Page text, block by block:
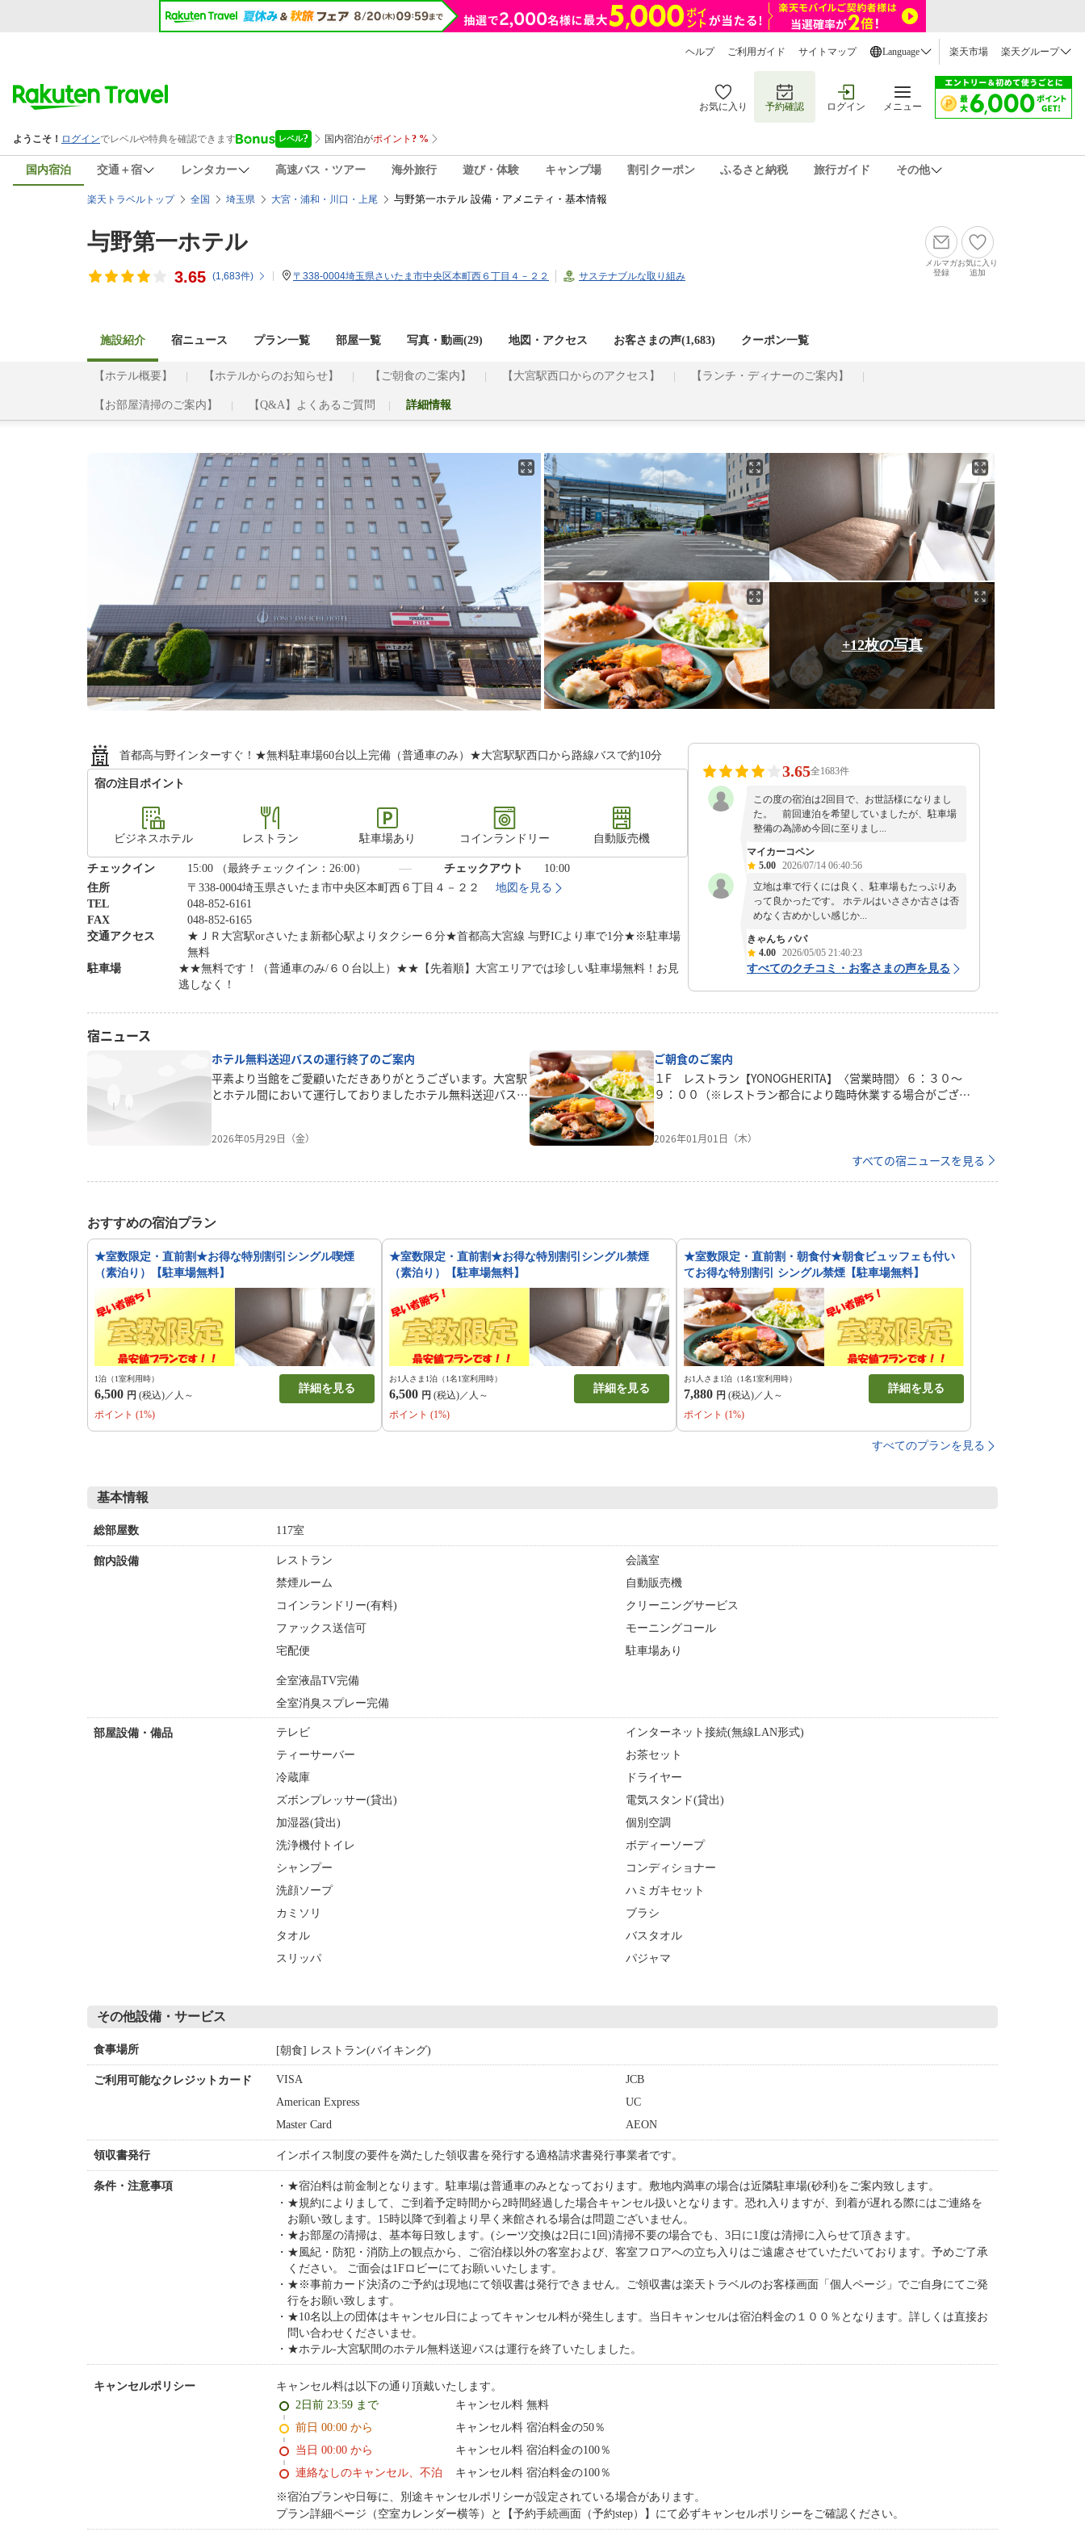
ヘルプ ご利用ガイド サイトマップ Language 楽天市場 楽天グループ
お気に入り 予約確認 ログイン メニュー
国内宿泊 交通＋宿 レンタカー 高速バス・ツアー 海外旅行 遊び・体験 キャンプ場 割引クーポン ふるさと納税 旅行ガイド その他
楽天トラベルトップ 全国 埼玉県 大宮・浦和・川口・上尾 与野第一ホテル 設備・アメニティ・基本情報
与野第一ホテル
3.65 (1,683件) 〒338-0004埼玉県さいたま市中央区本町西６丁目４－２２ サステナブルな取り組み
メルマガ
登録
お気に入り
追加
施設紹介 宿ニュース プラン一覧 部屋一覧 写真・動画(29) 地図・アクセス お客さまの声(1,683) クーポン一覧
【ホテル概要】 【ホテルからのお知らせ】 【ご朝食のご案内】 【大宮駅西口からのアクセス】 【ランチ・ディナーのご案内】
【お部屋清掃のご案内】 【Q&A】よくあるご質問 詳細情報
+12枚の写真
首都高与野インターすぐ！★無料駐車場60台以上完備（普通車のみ）★大宮駅駅西口から路線バスで約10分
宿の注目ポイント
ビジネスホテル レストラン 駐車場あり コインランドリー 自動販売機
チェックイン 15:00 （最終チェックイン：26:00） チェックアウト
10:00
住所
〒338-0004埼玉県さいたま市中央区本町西６丁目４－２２
地図を見る
TEL
048-852-6161
FAX
048-852-6165
交通アクセス
★ＪＲ大宮駅orさいたま新都心駅よりタクシー６分★首都高大宮線 与野ICより車で1分★※駐車場
無料
駐車場
★★無料です！（普通車のみ/６０台以上）★★【先着順】大宮エリアでは珍しい駐車場無料！お見
逃しなく！
3.65全1683件
この度の宿泊は2回目で、お世話様になりまし
た。 前回連泊を希望していましたが、駐車場
整備の為諦め今回に至りまし...
マイカーコペン
5.00 2026/07/14 06:40:56
立地は車で行くには良く、駐車場もたっぷりあ
って良かったです。 ホテルはいささか古さは否
めなく古めかしい感じか...
きゃんち パパ
4.00 2026/05/05 21:40:23
すべてのクチコミ・お客さまの声を見る
宿ニュース
ホテル無料送迎バスの運行終了のご案内
平素より当館をご愛顧いただきありがとうございます。大宮駅
とホテル間において運行しておりましたホテル無料送迎バスで
は大変ご不便、ご迷惑をおかけいたしますが、何卒ご理解ご容
2026年05月29日（金）
ご朝食のご案内
１F レストラン【YONOGHERITA】〈営業時間〉６：３０～
９：００（※レストラン都合により臨時休業する場合がござい
（年末年始・ゴールデンウイーク・お盆期間は営業日が変更と
なる場合がございます。）また、レストラン都合により急遽お
〈料金〉前売り（前日まで） ￥１，２１０（税込
み） お子様（４～６歳） ￥７７０
（税込み）当日販売 ￥１，３２０（税込み）ご
希望のお客様はご朝食券を、フロントにてご購入下さい。
2026年01月01日（木）
すべての宿ニュースを見る
おすすめの宿泊プラン
★室数限定・直前割★お得な特別割引シングル喫煙
（素泊り）【駐車場無料】
1泊（1室利用時）
6,500 円 (税込)／人～
詳細を見る
ポイント (1%)
★室数限定・直前割★お得な特別割引シングル禁煙
（素泊り）【駐車場無料】
お1人さま1泊（1名1室利用時）
6,500 円 (税込)／人～
詳細を見る
ポイント (1%)
★室数限定・直前割・朝食付★朝食ビュッフェも付い
てお得な特別割引 シングル禁煙【駐車場無料】
お1人さま1泊（1名1室利用時）
7,880 円 (税込)／人～
詳細を見る
ポイント (1%)
すべてのプランを見る
基本情報
総部屋数 117室
館内設備 レストラン
会議室
禁煙ルーム
自動販売機
コインランドリー(有料)
クリーニングサービス
ファックス送信可
モーニングコール
宅配便
駐車場あり
全室液晶TV完備
全室消臭スプレー完備
部屋設備・備品 テレビ
インターネット接続(無線LAN形式)
ティーサーバー
お茶セット
冷蔵庫
ドライヤー
ズボンプレッサー(貸出)
電気スタンド(貸出)
加湿器(貸出)
個別空調
洗浄機付トイレ
ボディーソープ
シャンプー
コンディショナー
洗顔ソープ
ハミガキセット
カミソリ
ブラシ
タオル
バスタオル
スリッパ
パジャマ
その他設備・サービス
食事場所 [朝食] レストラン(バイキング)
ご利用可能なクレジットカード VISA
JCB
American Express
UC
Master Card
AEON
領収書発行 インボイス制度の要件を満たした領収書を発行する適格請求書発行事業者です。
条件・注意事項
★宿泊料は前金制となります。駐車場は普通車のみとなっております。敷地内満車の場合は近隣駐車場(砂利)をご案内致します。
★規約によりまして、ご到着予定時間から2時間経過した場合キャンセル扱いとなります。恐れ入りますが、到着が遅れる際にはご連絡を
お願い致します。15時以降で到着より早く来館される場合は問題ございません。
★お部屋の清掃は、基本毎日致します。(シーツ交換は2日に1回)清掃不要の場合でも、3日に1度は清掃に入らせて頂きます。
★風紀・防犯・消防上の観点から、ご宿泊様以外の客室および、客室フロアへの立ち入りはご遠慮させていただいております。予めご了承
ください。 ご面会は1Fロビーにてお願いいたします。
★※事前カード決済のご予約は現地にて領収書は発行できません。ご領収書は楽天トラベルのお客様画面「個人ページ」でご自身にてご発
行をお願い致します。
★10名以上の団体はキャンセル日によってキャンセル料が発生します。当日キャンセルは宿泊料金の１００％となります。詳しくは直接お
問い合わせくださいませ。
★ホテル-大宮駅間のホテル無料送迎バスは運行を終了いたしました。
キャンセルポリシー キャンセル料は以下の通り頂戴いたします。
2日前 23:59 まで
キャンセル料 無料
前日 00:00 から
キャンセル料 宿泊料金の50％
当日 00:00 から
キャンセル料 宿泊料金の100％
連絡なしのキャンセル、不泊
キャンセル料 宿泊料金の100％
※宿泊プランや日毎に、別途キャンセルポリシーが設定されている場合があります。
プラン詳細ページ（空室カレンダー横等）と【予約手続画面（予約step）】にて必ずキャンセルポリシーをご確認ください。